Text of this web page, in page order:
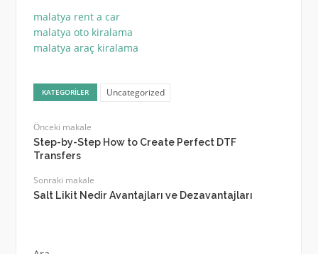
malatya rent a car
malatya oto kiralama
malatya araç kiralama
KATEGORILER Uncategorized
Önceki makale
Step-by-Step How to Create Perfect DTF
Transfers
Sonraki makale
Salt Likit Nedir Avantajları ve Dezavantajları